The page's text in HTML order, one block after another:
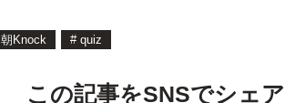
朝Knock # quiz
この記事をSNSでシェア